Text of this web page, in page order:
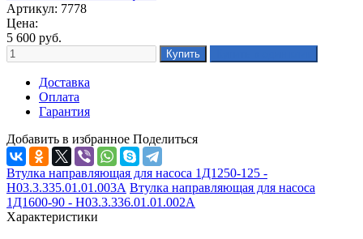
Артикул: 7778
Цена:
5 600 руб.
Доставка
Оплата
Гарантия
Добавить в избранное Поделиться
Втулка направляющая для насоса 1Д1250-125 -
Н03.3.335.01.01.003А Втулка направляющая для насоса
1Д1600-90 - Н03.3.336.01.01.002А
Характеристики